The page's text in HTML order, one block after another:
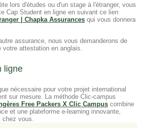
lors d'études ou d'un stage à l'étranger, vous
Cap Student en ligne en suivant ce lien
| Chapka Assurances qui vous donnera
assurance, nous vous demanderons de
attestation en anglais.
ligne
nécessaire pour votre projet international
sur mesure. La méthode Clic-campus
Free Packers X Clic Campus combine
et une plateforme e-learning innovante,
chez vous.